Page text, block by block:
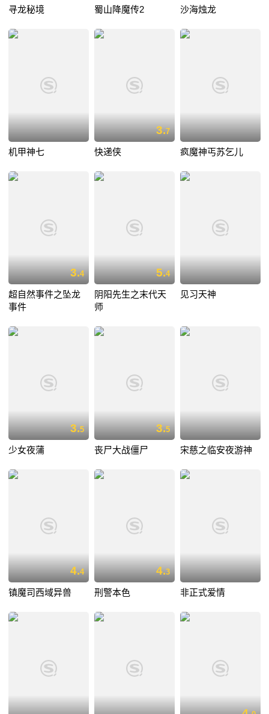
寻龙秘境 蜀山降魔传2 沙海烛龙
机甲神七
3.7
快递侠 疯魔神丐苏乞儿
3.4
超自然事件之坠龙
事件
5.4
阴阳先生之末代天
师
见习天神
3.5
少女夜蒲
3.5
丧尸大战僵尸 宋慈之临安夜游神
4.4
镇魔司西域异兽
4.3
刑警本色 非正式爱情